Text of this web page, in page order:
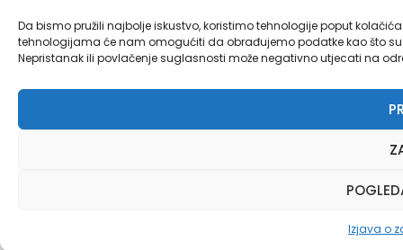
Da bismo pružili najbolje iskustvo, koristimo tehnologije poput
tehnologijama će nam omogućiti da obrađujemo podatke kao što
Nepristanak ili povlačenje suglasnosti može negativno utjecati na
Izjava o